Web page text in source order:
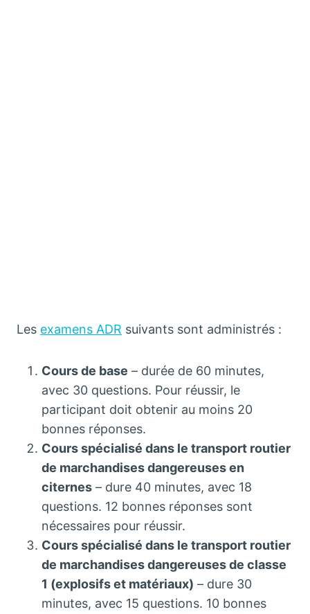
Les examens ADR suivants sont administrés :
Cours de base – durée de 60 minutes,
avec 30 questions. Pour réussir, le
participant doit obtenir au moins 20
bonnes réponses.
Cours spécialisé dans le transport routier
de marchandises dangereuses en
citernes – dure 40 minutes, avec 18
questions. 12 bonnes réponses sont
nécessaires pour réussir.
Cours spécialisé dans le transport routier
de marchandises dangereuses de classe
1 (explosifs et matériaux) – dure 30
minutes, avec 15 questions. 10 bonnes